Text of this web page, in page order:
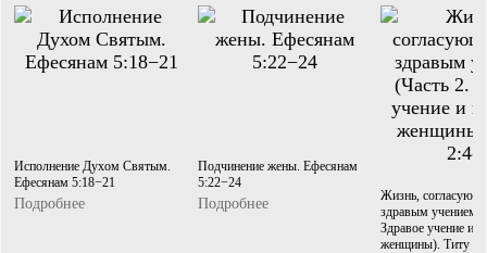
Исполнение Духом Святым.
Ефесянам 5:18−21
Подробнее
Подчинение жены. Ефесянам
5:22−24
Подробнее
Жизнь,
здравым учением
Здравое учение и
женщины). Титу